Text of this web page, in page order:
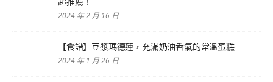
2024 年 2 月 16 日
【食譜】豆漿瑪德蓮，充滿奶油香氣的常溫蛋糕
2024 年 1 月 26 日